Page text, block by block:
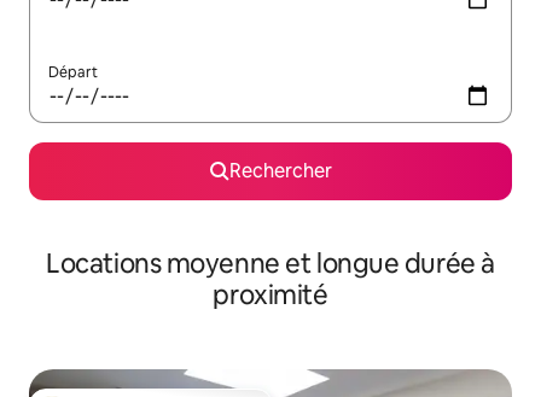
Départ
Rechercher
Locations moyenne et longue durée à
proximité